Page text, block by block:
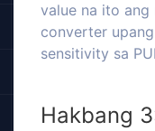
value na ito ang
converter
sensitivity sa
Hakbang